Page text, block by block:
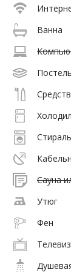
Ванна
Сауна
Утюг
Фен